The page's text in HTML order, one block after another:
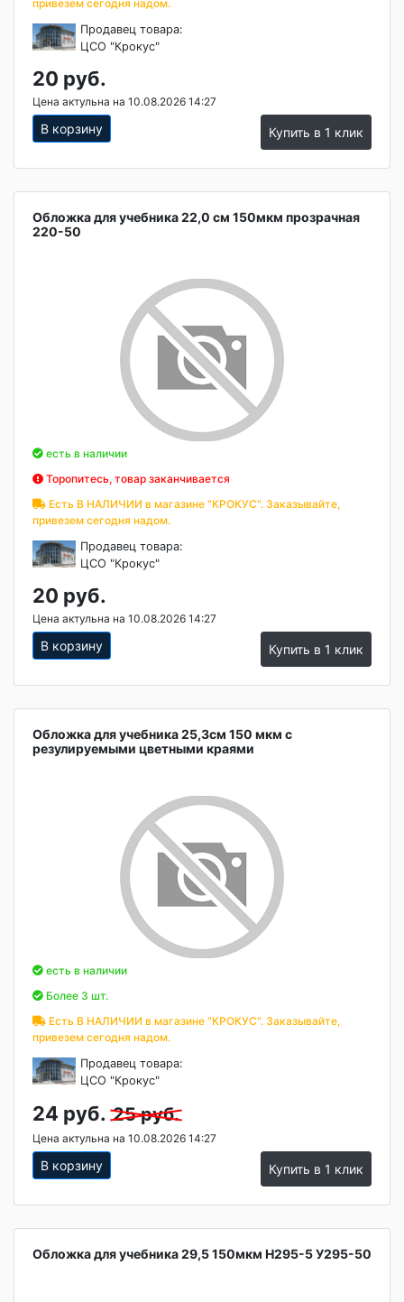
привезем сегодня надом.
Продавец товара:
ЦСО "Крокус"
20 руб.
Цена актульна на 10.08.2026 14:27
В корзину Купить в 1 клик
Обложка для учебника 22,0 см 150мкм прозрачная
220-50
есть в наличии
Торопитесь, товар заканчивается
Есть В НАЛИЧИИ в магазине "КРОКУС". Заказывайте,
привезем сегодня надом.
Продавец товара:
ЦСО "Крокус"
20 руб.
Цена актульна на 10.08.2026 14:27
В корзину Купить в 1 клик
Обложка для учебника 25,3см 150 мкм с
резулируемыми цветными краями
есть в наличии
Более 3 шт.
Есть В НАЛИЧИИ в магазине "КРОКУС". Заказывайте,
привезем сегодня надом.
Продавец товара:
ЦСО "Крокус"
24 руб. 25 руб.
Цена актульна на 10.08.2026 14:27
В корзину Купить в 1 клик
Обложка для учебника 29,5 150мкм Н295-5 У295-50